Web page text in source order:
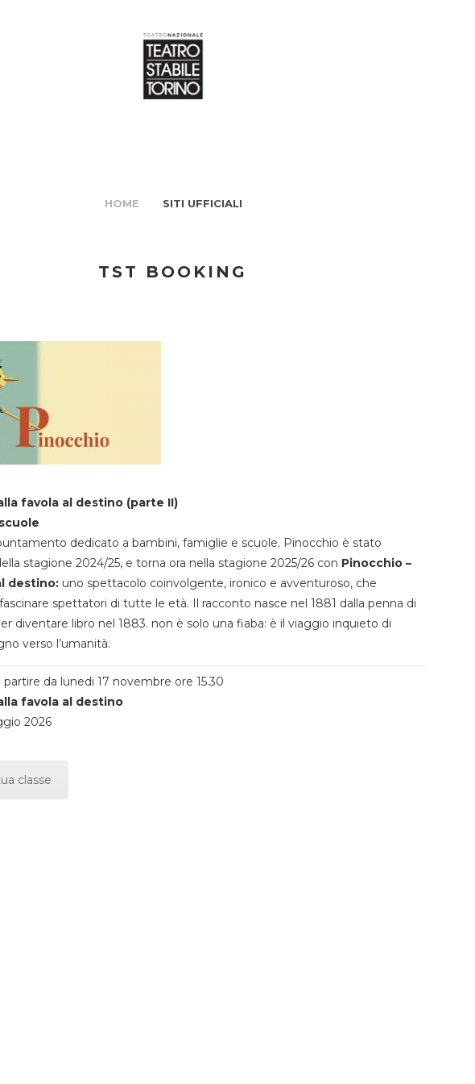
HOME SITI UFFICIALI
TST BOOKING
favola al destino (parte II)
dedicato a bambini, famiglie e scuole. Pinocchio è stato
stagione 2024/25, e torna ora nella stagione 2025/26 con Pinocchio –
destino:uno spettacolo coinvolgente, ironico e avventuroso, che
spettatori di tutte le età. Il racconto nasce nel 1881 dalla penna di
diventare libro nel 1883. non è solo una fiaba: è il viaggio inquieto di
verso l’umanità.
da lunedi 17 novembre ore 15.30
favola al destino
2026
classe